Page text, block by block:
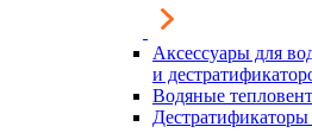
Аксессуары для
и
Водяные